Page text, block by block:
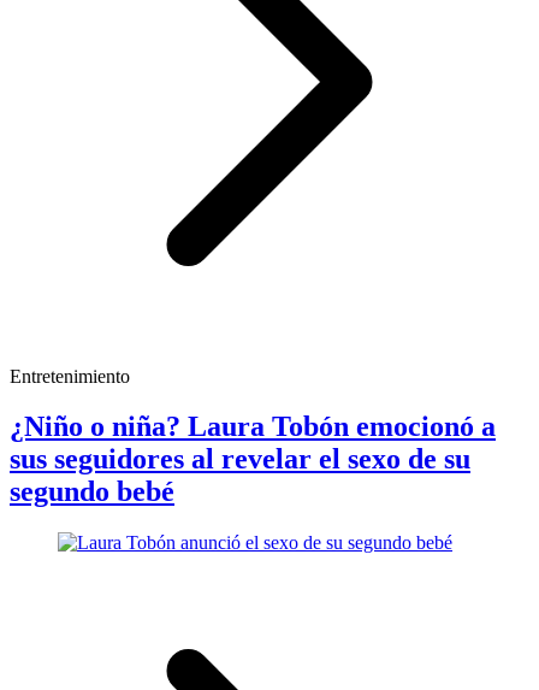
Entretenimiento
¿Niño o niña? Laura Tobón emocionó a
sus seguidores al revelar el sexo de su
segundo bebé